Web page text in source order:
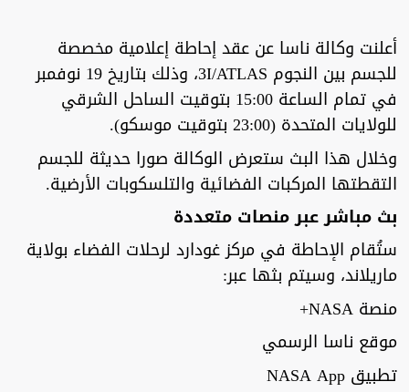
أعلنت وكالة ناسا عن عقد إحاطة إعلامية مخصصة
للجسم بين النجوم 3I/ATLAS، وذلك بتاريخ 19 نوفمبر
في تمام الساعة 15:00 بتوقيت الساحل الشرقي
للولايات المتحدة (23:00 بتوقيت موسكو).
وخلال هذا البث ستعرض الوكالة صورا حديثة للجسم
التقطتها المركبات الفضائية والتلسكوبات الأرضية.
بث مباشر عبر منصات متعددة
ستُقام الإحاطة في مركز غودارد لرحلات الفضاء بولاية
ماريلاند، وسيتم بثها عبر:
منصة NASA+
موقع ناسا الرسمي
تطبيق NASA App